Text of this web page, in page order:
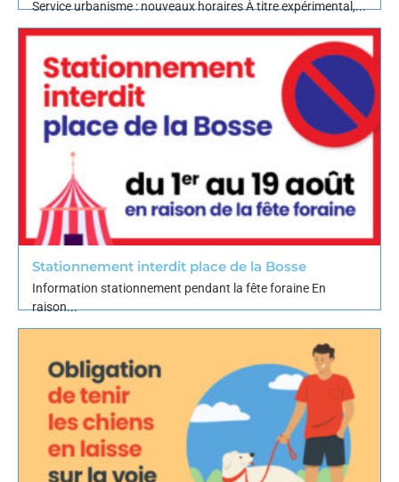
Service urbanisme : nouveaux horaires À titre expérimental,...
Stationnement interdit place de la Bosse
Information stationnement pendant la fête foraine En
raison...